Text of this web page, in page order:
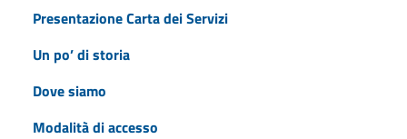
Presentazione Carta dei Servizi
Un po’ di storia
Dove siamo
Modalità di accesso